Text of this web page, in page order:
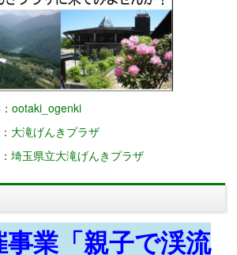
ootaki_ogenki
大滝げんきプラザ
埼玉県立大滝げんきプラザ
事業「親子で渓流